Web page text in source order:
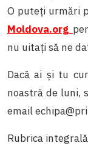
O puteți urmări
Moldova.org
nu uitați să ne
Dacă ai și tu
noastră de luni,
email
Rubrica